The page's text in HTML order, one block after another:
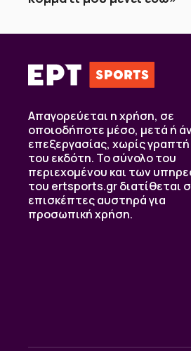
Απαγορεύεται η χρήση, σε
οποιοδήποτε μέσο, μετά ή
επεξεργασίας, χωρίς γραπτή
του εκδότη. Το σύνολο του
περιεχομένου και των
του ertsports.gr διατίθεται
επισκέπτες αυστηρά για
προσωπική χρήση.